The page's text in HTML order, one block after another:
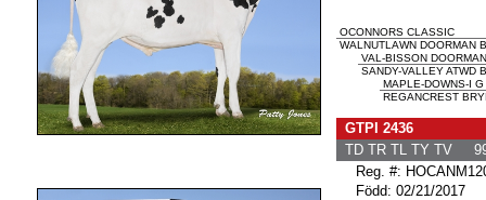
OCONNORS CLASSIC
WALNUTLAWN DOORMAN
VAL-BISSON DOORMAN
SANDY-VALLEY ATWD
MAPLE-DOWNS-I G
REGANCREST
GTPI 2436
TD TR TL TY TV
Reg. #:
Född: 02/21/2017